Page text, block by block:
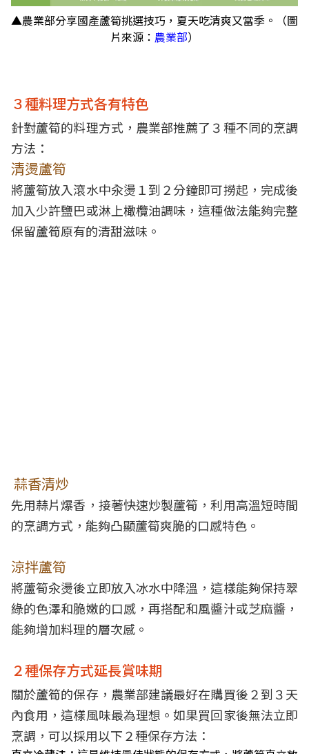
▲農業部分享國產蘆筍挑選技巧，夏天吃清爽又當季。（圖
片來源： 農業部）
３種料理方式各有特色
針對蘆筍的料理方式，農業部推薦了３種不同的烹調
方法：
清燙蘆筍
將蘆筍放入滾水中汆燙１到２分鐘即可撈起，完成後
加入少許鹽巴或淋上橄欖油調味，這種做法能夠完整
保留蘆筍原有的清甜滋味。
蒜香清炒
先用蒜片爆香，接著快速炒製蘆筍，利用高溫短時間
的烹調方式，能夠凸顯蘆筍爽脆的口感特色。
涼拌蘆筍
將蘆筍汆燙後立即放入冰水中降溫，這樣能夠保持翠
綠的色澤和脆嫩的口感，再搭配和風醬汁或芝麻醬，
能夠增加料理的層次感。
２種保存方式延長賞味期
關於蘆筍的保存，農業部建議最好在購買後２到３天
內食用，這樣風味最為理想。如果買回家後無法立即
烹調，可以採用以下２種保存方法：